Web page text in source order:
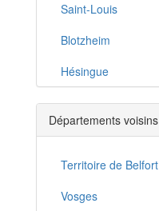
Saint-Louis
Blotzheim
Hésingue
Village-Neuf
Riedisheim
Illzach
Kembs
Départements voisins
Territoire de Belfort
Vosges